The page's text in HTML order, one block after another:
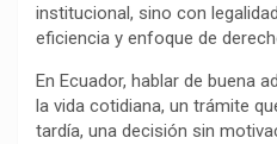
institucional, sino con
eficiencia y enfoque de
En Ecuador, hablar de buena
la vida cotidiana, un trámite
tardía, una decisión sin